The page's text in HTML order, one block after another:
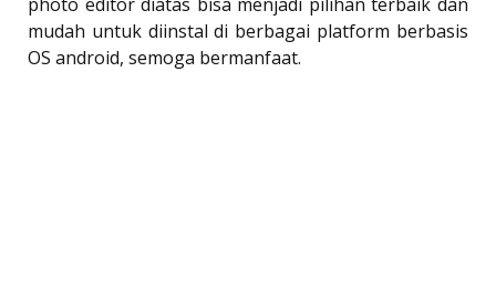
mudah untuk diinstal di berbagai platform berbasis
OS android, semoga bermanfaat.